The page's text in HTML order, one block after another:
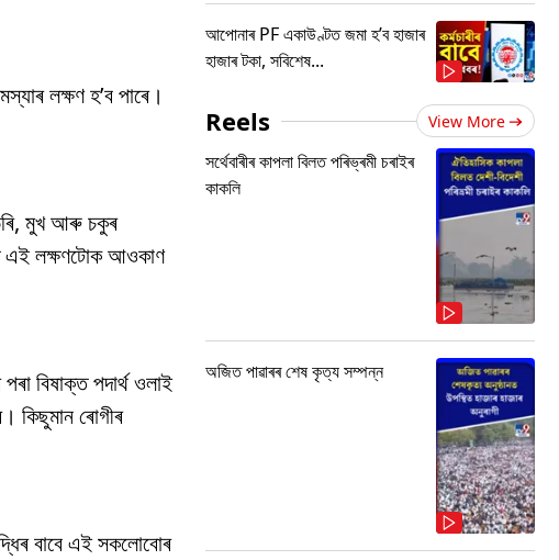
লক্ষণ হ’ব পাৰে।
মুখ আৰু চকুৰ
এই লক্ষণটোক আওকাণ
বিষাক্ত পদাৰ্থ ওলাই
কিছুমান ৰোগীৰ
বাবে এই সকলোবোৰ
আপোনাৰ PF একাউণ্টত জমা হ’ব হাজাৰ
হাজাৰ টকা, সবিশেষ...
Reels View More
সৰ্থেবাৰীৰ কাপলা বিলত পৰিভ্ৰমী চৰাইৰ
কাকলি
অজিত পাৱাৰৰ শেষ কৃত্য সম্পন্ন